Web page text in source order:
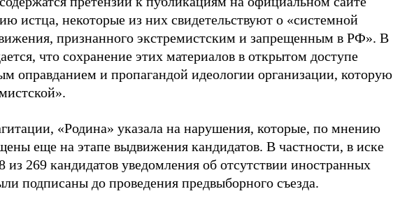
истца, некоторые из них свидетельствуют о «системной
признанного экстремистским и запрещенным в РФ». В
что сохранение этих материалов в открытом доступе
оправданием и пропагандой идеологии организации, которую
«Родина» указала на нарушения, которые, по мнению
еще на этапе выдвижения кандидатов. В частности, в иске
из 269 кандидатов уведомления об отсутствии иностранных
подписаны до проведения предвыборного съезда.